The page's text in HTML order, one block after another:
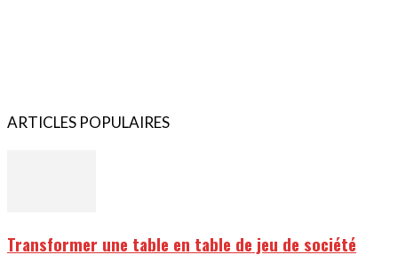
ARTICLES POPULAIRES
Transformer une table en table de jeu de société